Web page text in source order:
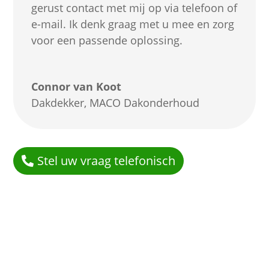
gerust contact met mij op via telefoon of
e-mail. Ik denk graag met u mee en zorg
voor een passende oplossing.
Connor van Koot
Dakdekker, MACO Dakonderhoud
Stel uw vraag telefonisch